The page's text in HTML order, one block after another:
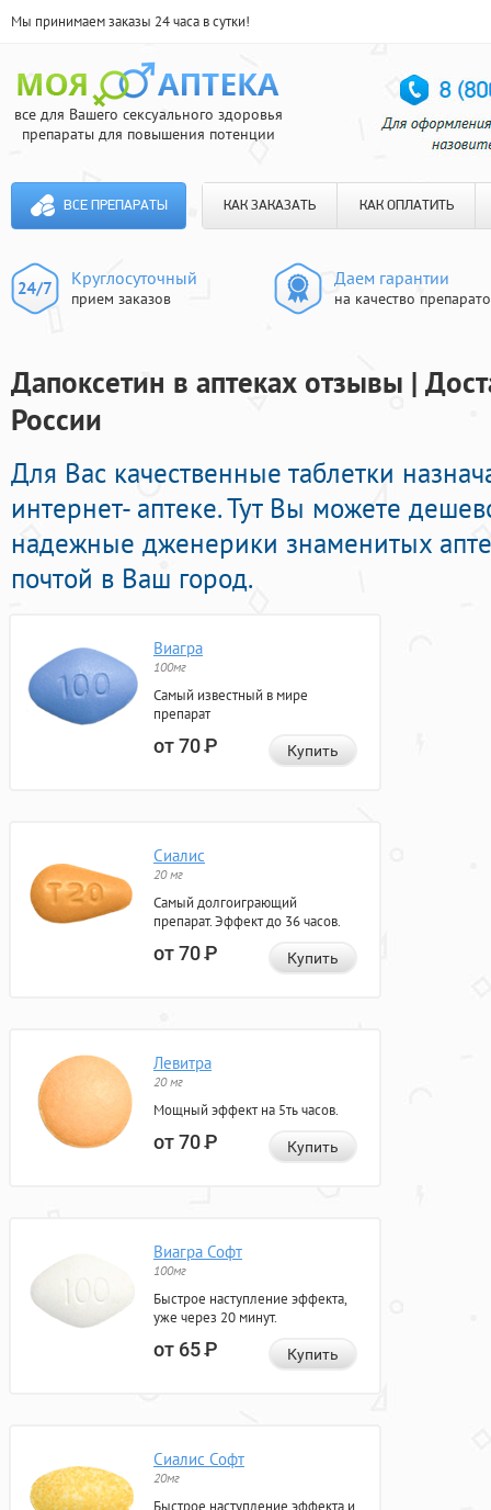
Мы принимаем заказы 24 часа в сутки!
все для Вашего сексуального здоровья
препараты для повышения потенции
ВСЕ ПРЕПАРАТЫ КАК ЗАКАЗАТЬ КАК ОПЛАТИТЬ
Круглосуточный
прием заказов
Даем гарантии
на качество
Дапоксетин в аптеках отзывы |
России
Для Вас качественные таблетки
интернет- аптеке. Тут Вы можете
надежные дженерики знаменитых
почтой в Ваш город.
Виагра
100мг
Самый известный в мире
препарат
от 70Р Купить
Сиалис
20 мг
Самый долгоиграющий
препарат. Эффект до 36 часов.
от 70Р Купить
Левитра
20 мг
Мощный эффект на 5ть часов.
от 70Р Купить
Виагра Софт
100мг
Быстрое наступление эффекта,
уже через 20 минут.
от 65Р Купить
Сиалис Софт
20мг